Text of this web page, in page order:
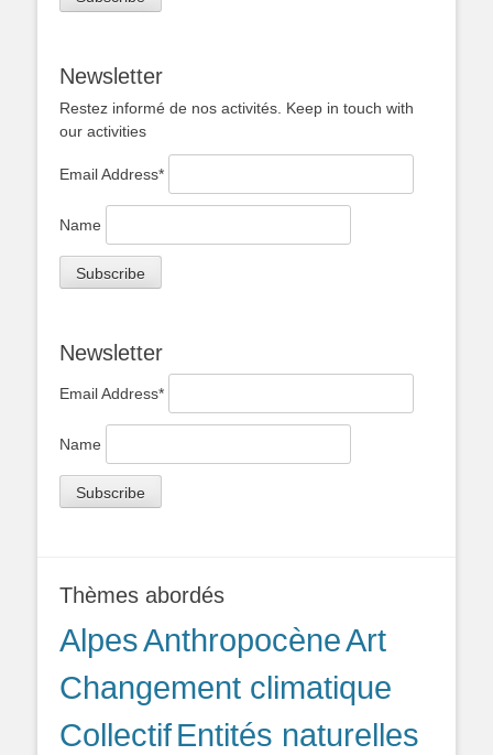
Newsletter
Restez informé de nos activités. Keep in touch with
our activities
Email Address*
Name
Newsletter
Email Address*
Name
Thèmes abordés
AlpesAnthropocèneArt
Changement climatique
CollectifEntités naturelles